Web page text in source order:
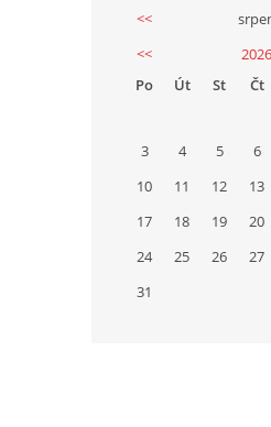
<<
<<
2026
Po
Út St Čt
3
4 5 6
10
11 12 13
17
18 19 20
24
25 26 27
31